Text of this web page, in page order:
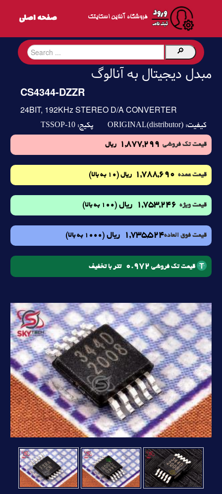
فروشگاه آنلاین اسکایتک
مبدل دیجیتال به آنالوگ
CS4344-DZZR
24BIT, 192KHz STEREO D/A CONVERTER
کیفیت: ORIGINAL(distributor) پکیج: TSSOP-10
قیمت تک فروشی 1,877,299 ریال
قیمت عمده 1,788,690 ریال (10 به بالا)
قیمت ویژه 1,753,246 ریال (100 به بالا)
قیمت فوق العاده1,735,524 ریال (1000 به بالا)
قیمت تک فروشی 0.972 تتر با تخفیف